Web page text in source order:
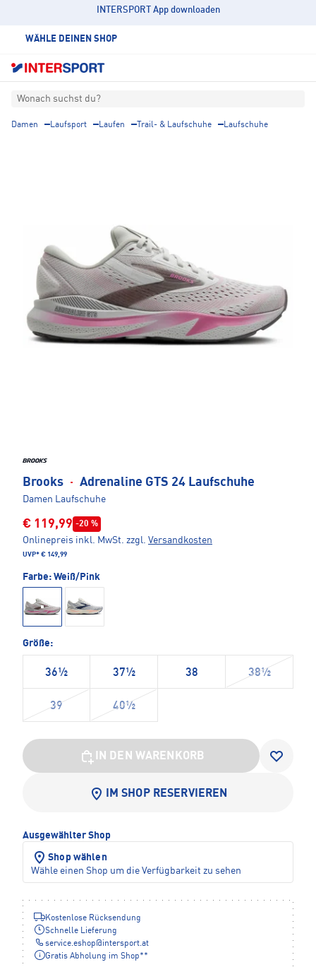
INTERSPORT App downloaden
WÄHLE DEINEN SHOP
Wonach suchst du?
Damen Laufsport Laufen Trail- & Laufschuhe Laufschuhe
Brooks · Adrenaline GTS 24 Laufschuhe
Damen Laufschuhe
€ 119,99 -20 %
Onlinepreis inkl. MwSt. zzgl. Versandkosten
UVP* € 149,99
Farbe: Weiß/Pink
Größe:
36½ 37½ 38 38½
39 40½
IN DEN WARENKORB
IM SHOP RESERVIEREN
Ausgewählter Shop
Shop wählen
Wähle einen Shop um die Verfügbarkeit zu sehen
Kostenlose Rücksendung
Schnelle Lieferung
service.eshop@intersport.at
Gratis Abholung im Shop**